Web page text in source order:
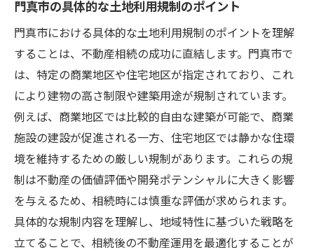
不動産評価のプロに相談するメリット
相続手続きにおける専門家の役割
専門家との連携で時間とコストを削減
相続不動産リスクを大阪府門真市で軽減するス
テップ
リスク軽減のための初期ステップ
相続プロセスでのリスク管理方法
法律と税制に基づくリスク回避策
不動産評価の見直しとリスク軽減
相続計画の早期策定の重要性
地元不動産の特性を活かしたリスクマネジ
門真市の具体的な土地利用規制のポイント
門真市における具体的な土地利用規制のポイントを理解
することは、不動産相続の成功に直結します。門真市で
は、特定の商業地区や住宅地区が指定されており、これ
により建物の高さ制限や建築用途が規制されています。
例えば、商業地区では比較的自由な建築が可能で、商業
施設の建設が促進される一方、住宅地区では静かな住環
境を維持するための厳しい規制があります。これらの規
制は不動産の価値評価や開発ポテンシャルに大きく影響
を与えるため、相続時には慎重な評価が求められます。
具体的な規制内容を理解し、地域特性に基づいた戦略を
立てることで、相続後の不動産運用を最適化することが